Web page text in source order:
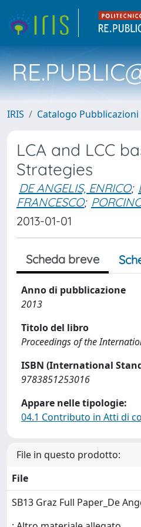
IRIS Catalogo Pubblicazioni
LCA and LCC
Strategies
DE ANGELIS, ENRICO;
FRANCESCO;
2013-01-01
Scheda breve
Anno di pubblicazione
2013
Titolo del libro
Proceedings of the
ISBN (International
9783851253016
Appare nelle tipologie:
04.1 Contributo in Atti di
File in questo prodotto:
File
SB13 Graz Full Paper_De